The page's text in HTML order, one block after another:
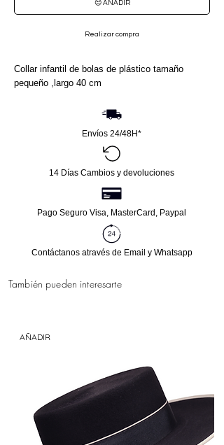
😍 AÑADIR
Realizar compra
Collar infantil de bolas de plástico tamaño
pequeño ,largo 40 cm
Envíos 24/48H*
14 Días Cambios y devoluciones
Pago Seguro Visa, MasterCard, Paypal
Contáctanos através de Email y Whatsapp
También pueden interesarte
AÑADIR